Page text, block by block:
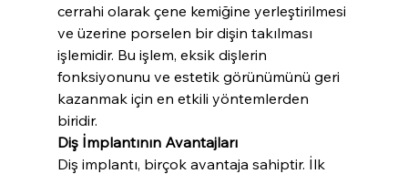
cerrahi olarak çene kemiğine yerleştirilmesi
ve üzerine porselen bir dişin takılması
işlemidir. Bu işlem, eksik dişlerin
fonksiyonunu ve estetik görünümünü geri
kazanmak için en etkili yöntemlerden
biridir.
Diş İmplantının Avantajları
Diş implantı, birçok avantaja sahiptir. İlk